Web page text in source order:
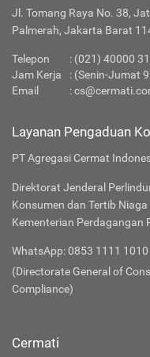
Jl. Tomang Raya No. 38,
Palmerah, Jakarta Barat
Telepon : (021) 40000
Jam Kerja
: (Senin-Jumat
Email
:
Layanan Pengaduan
PT Agregasi Cermat
Direktorat Jenderal
Konsumen dan Tertib Niaga
Kementerian Perdagangan
WhatsApp: 0853 1111
(Directorate General of
Compliance)
Cermati